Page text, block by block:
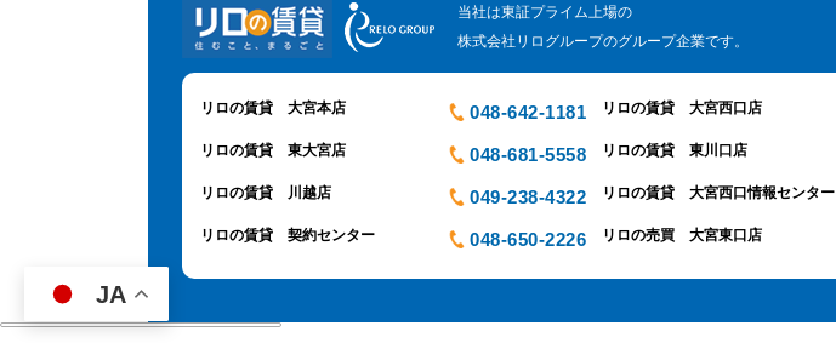
当社は東証プライム上場の
株式会社リログループのグループ企業です。
リロの賃貸 大宮本店 048-642-1181 リロの賃貸 大宮西口店
リロの賃貸 東大宮店 048-681-5558 リロの賃貸 東川口店
リロの賃貸 川越店 049-238-4322 リロの賃貸 大宮西口情報センター
リロの賃貸 契約センター 048-650-2226 リロの売買 大宮東口店
JA